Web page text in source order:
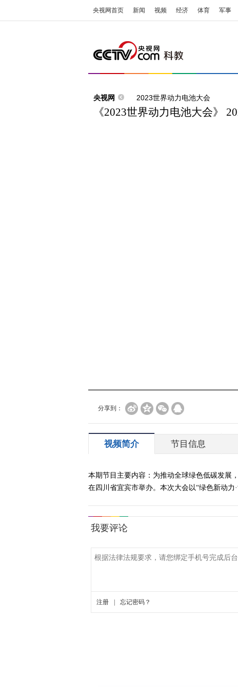
央视网首页 新闻 视频 经济 体育 军事
央视网 2023世界动力电池大会
《2023世界动力电池大会》
分享到：
视频简介 节目信息
本期节目主要内容：为推动全球绿色低碳发展
在四川省宜宾市举办。本次大会以“绿色新动力